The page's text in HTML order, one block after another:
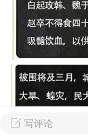
容平，顺时收
时精气
0
写评论